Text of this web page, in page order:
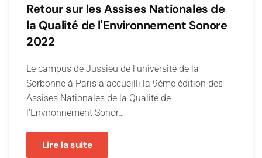
Retour sur les Assises Nationales de
la Qualité de l'Environnement Sonore
2022
Le campus de Jussieu de l'université de la
Sorbonne à Paris a accueilli la 9ème édition des
Assises Nationales de la Qualité de
l'Environnement Sonor…
Lire la suite